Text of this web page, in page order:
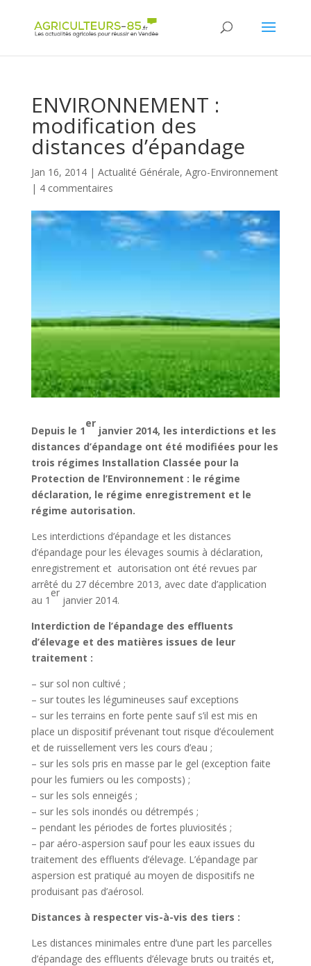
ENVIRONNEMENT :
modification des
distances d’épandage
Jan 16, 2014| Actualité Générale, Agro-Environnement
| 4 commentaires
Depuis le 1
er
janvier 2014, les interdictions et les
distances d’épandage ont été modifiées pour les
trois régimes Installation Classée pour la
Protection de l’Environnement : le régime
déclaration, le régime enregistrement et le
régime autorisation.
Les interdictions d’épandage et les distances
d’épandage pour les élevages soumis à déclaration,
enregistrement et autorisation ont été revues par
arrêté du 27 décembre 2013, avec date d’application
au 1
er
janvier 2014.
Interdiction de l’épandage des effluents
d’élevage et des matières issues de leur
traitement :
– sur sol non cultivé ;
– sur toutes les légumineuses sauf exceptions
– sur les terrains en forte pente sauf s’il est mis en
place un dispositif prévenant tout risque d’écoulement
et de ruissellement vers les cours d’eau ;
– sur les sols pris en masse par le gel (exception faite
pour les fumiers ou les composts) ;
– sur les sols enneigés ;
– sur les sols inondés ou détrempés ;
– pendant les périodes de fortes pluviosités ;
– par aéro-aspersion sauf pour les eaux issues du
traitement des effluents d’élevage. L’épandage par
aspersion est pratiqué au moyen de dispositifs ne
produisant pas d’aérosol.
Distances à respecter vis-à-vis des tiers :
Les distances minimales entre d’une part les parcelles
d’épandage des effluents d’élevage bruts ou traités et,